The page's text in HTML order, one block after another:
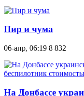
Пир и чума
06-апр, 06:19 8 832
На Донбассе